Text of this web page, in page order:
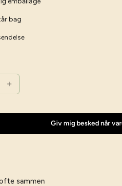
bag
Giv mig besked når
sammen